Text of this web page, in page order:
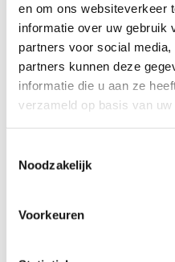
en om ons websiteverkeer
informatie over uw gebruik
partners voor social
partners kunnen deze
informatie die u aan ze
verzameld op basis van
Noodzakelijk
Voorkeuren
op met Timmerfabriek
Steenwijkerwold, Overijssel.
Houtwerk